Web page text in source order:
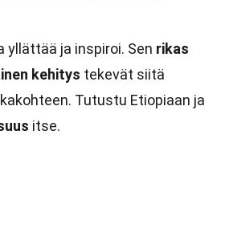
yllättää ja inspiroi. Sen rikas
kehitys tekevät siitä
Tutustu Etiopiaan ja
itse.